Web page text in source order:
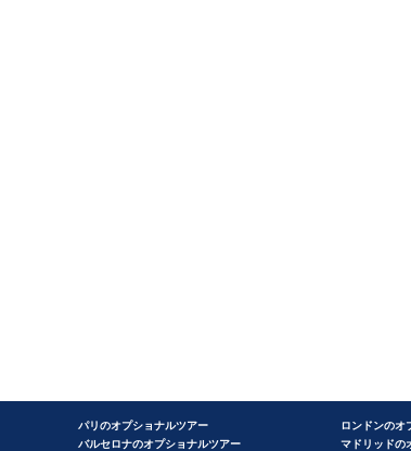
パリのオプショナルツアー
バルセロナのオプショナルツアー
ロンドンのオ
マドリッドの